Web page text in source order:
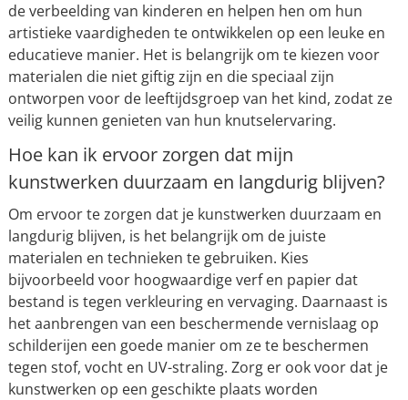
de verbeelding van kinderen en helpen hen om hun
artistieke vaardigheden te ontwikkelen op een leuke en
educatieve manier. Het is belangrijk om te kiezen voor
materialen die niet giftig zijn en die speciaal zijn
ontworpen voor de leeftijdsgroep van het kind, zodat ze
veilig kunnen genieten van hun knutselervaring.
Hoe kan ik ervoor zorgen dat mijn
kunstwerken duurzaam en langdurig blijven?
Om ervoor te zorgen dat je kunstwerken duurzaam en
langdurig blijven, is het belangrijk om de juiste
materialen en technieken te gebruiken. Kies
bijvoorbeeld voor hoogwaardige verf en papier dat
bestand is tegen verkleuring en vervaging. Daarnaast is
het aanbrengen van een beschermende vernislaag op
schilderijen een goede manier om ze te beschermen
tegen stof, vocht en UV-straling. Zorg er ook voor dat je
kunstwerken op een geschikte plaats worden